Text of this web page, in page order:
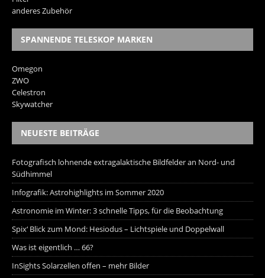
anderes Zubehör
SPANNENDE TELESKOP MARKEN
Omegon
ZWO
Celestron
Skywatcher
NEUESTE BEITRÄGE
Fotografisch lohnende extragalaktische Bildfelder an Nord- und
Südhimmel
Infografik: Astrohighlights im Sommer 2020
Astronomie im Winter: 3 schnelle Tipps, für die Beobachtung
Spix‘ Blick zum Mond: Hesiodus – Lichtspiele und Doppelwall
Was ist eigentlich … 66?
InSights Solarzellen offen – mehr Bilder